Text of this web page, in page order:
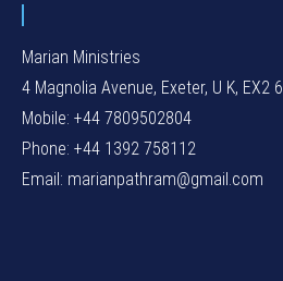
Marian Ministries
4 Magnolia Avenue, Exeter, U K, EX2
Mobile: +44 7809502804
Phone: +44 1392 758112
Email: marianpathram@gmail.com